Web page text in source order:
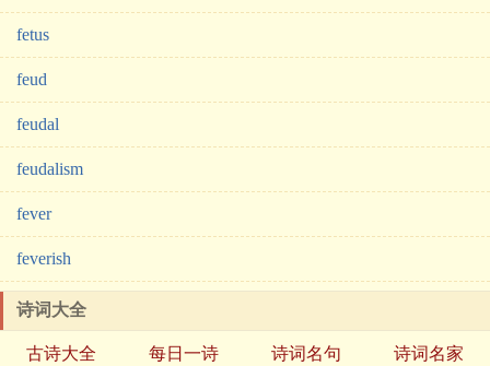
fetus
feud
feudal
feudalism
fever
feverish
诗词大全
古诗大全 每日一诗 诗词名句
诗词名家